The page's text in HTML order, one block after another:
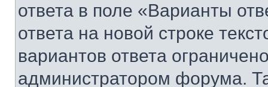
ответа в поле «Варианты
ответа на новой строке
вариантов ответа
администратором форума.